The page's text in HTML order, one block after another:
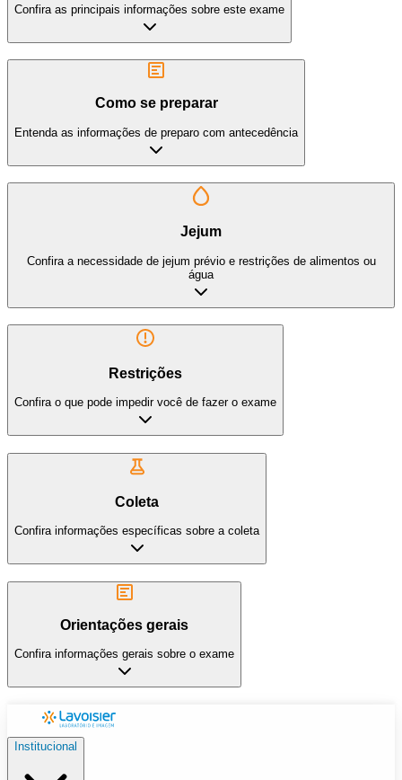
Confira as principais informações sobre este exame
Como se preparar
Entenda as informações de preparo com antecedência
Jejum
Confira a necessidade de jejum prévio e restrições de alimentos ou
água
Restrições
Confira o que pode impedir você de fazer o exame
Coleta
Confira informações específicas sobre a coleta
Orientações gerais
Confira informações gerais sobre o exame
Institucional